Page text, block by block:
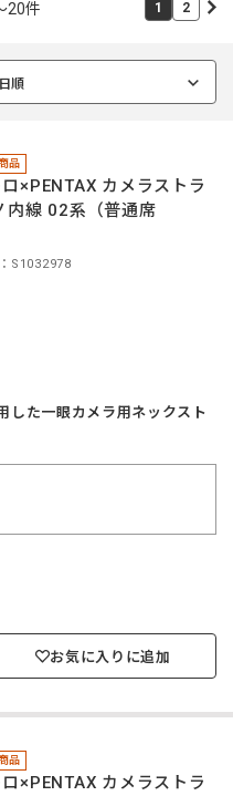
20件 1 2
順
品
ロ×PENTAX カメラストラ
内線 02系（普通席
S1032978
した一眼カメラ用ネックスト
お気に入りに追加
品
ロ×PENTAX カメラストラ